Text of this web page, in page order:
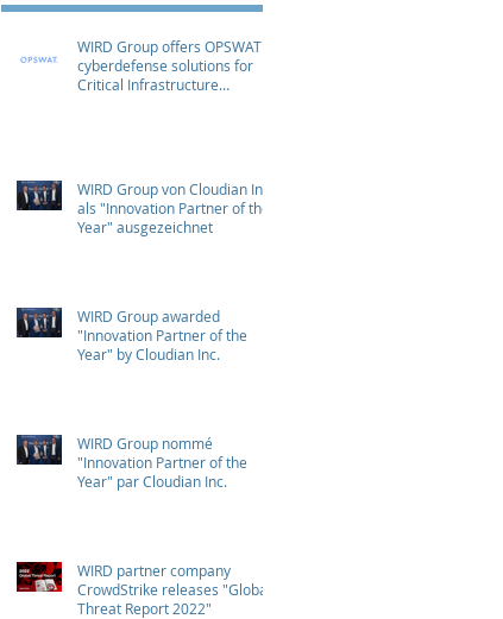
WIRD Group offers OPSWAT
cyberdefense solutions for
Critical Infrastructure
WIRD Group von Cloudian Inc.
als "Innovation Partner of the
Year" ausgezeichnet
WIRD Group awarded
"Innovation Partner of the
Year" by Cloudian Inc.
WIRD Group nommé
"Innovation Partner of the
Year" par Cloudian Inc.
WIRD partner company
CrowdStrike releases "Global
Threat Report 2022"